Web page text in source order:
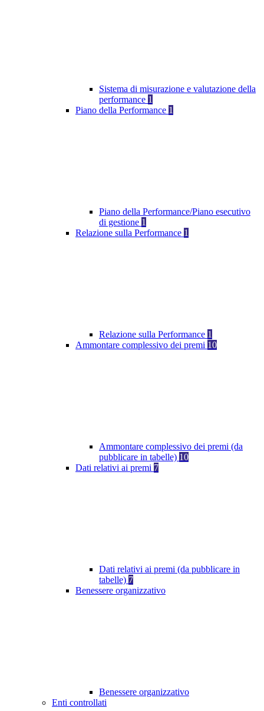
Sistema di misurazione e valutazione della
performance 1
Piano della Performance 1
Piano della Performance/Piano esecutivo
di gestione 1
Relazione sulla Performance 1
Relazione sulla Performance 1
Ammontare complessivo dei premi 10
Ammontare complessivo dei premi (da
pubblicare in tabelle) 10
Dati relativi ai premi 7
Dati relativi ai premi (da pubblicare in
tabelle) 7
Benessere organizzativo
Benessere organizzativo
Enti controllati